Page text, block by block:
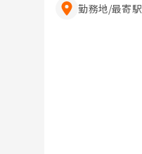
勤務地/最寄駅